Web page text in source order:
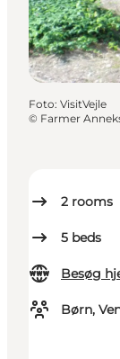
2 rooms
5 beds
Besøg
Børn,
Foto: VisitVejle
© Farmer